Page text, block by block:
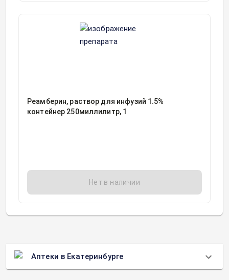
Реамберин, раствор для инфузий 1.5%
контейнер 250миллилитр, 1
Нет в наличии
Аптеки в Екатеринбурге